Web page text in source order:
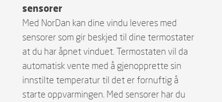
sensorer
Med NorDan kan dine vindu leveres med
sensorer som gir beskjed til dine termostater
at du har åpnet vinduet. Termostaten vil da
automatisk vente med å gjenopprette sin
innstilte temperatur til det er fornuftig å
starte oppvarmingen. Med sensorer har du